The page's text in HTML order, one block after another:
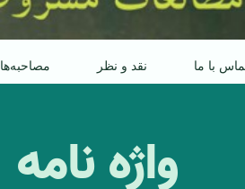
با ما نقد و نظر مصاحبه‌ها
واژه نامه